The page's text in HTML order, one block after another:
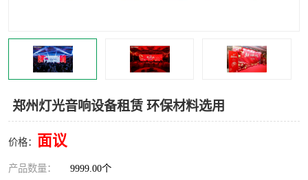
郑州灯光音响设备租赁 环保材料选用
价格： 面议
产品数量： 9999.00个